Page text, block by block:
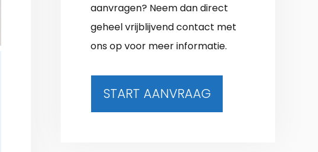
aanvragen? Neem dan direct
geheel vrijblijvend contact met
ons op voor meer informatie.
START AANVRAAG